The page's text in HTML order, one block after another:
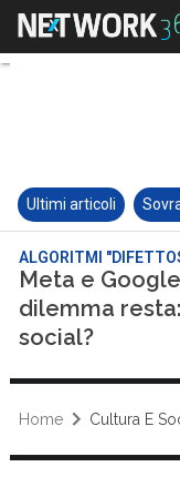
Ultimi articoli
ALGORITMI
Meta e
dilemma
social?
Home Cultura E